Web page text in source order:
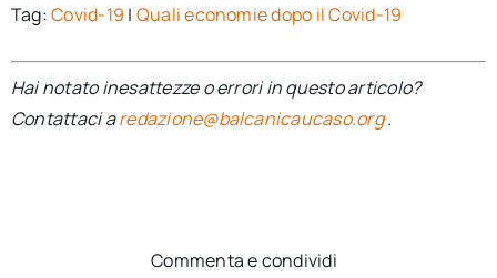
Tag:Covid-19 | Quali economie dopo il Covid-19
Hai notato inesattezze o errori in questo articolo?
Contattaci aredazione@balcanicaucaso.org.
Commenta e condividi